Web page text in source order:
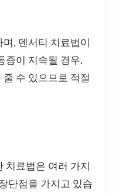
, 덴서티 치료법이
증이 지속될 경우,
수 있으므로 적절
치료법은 여러 가지
단점을 가지고 있습